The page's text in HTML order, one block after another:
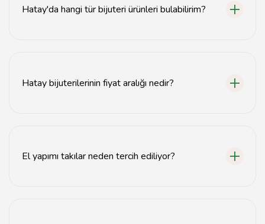
Hatay'da hangi tür bijuteri ürünleri bulabilirim?
Hatay bijuterilerinin fiyat aralığı nedir?
El yapımı takılar neden tercih ediliyor?